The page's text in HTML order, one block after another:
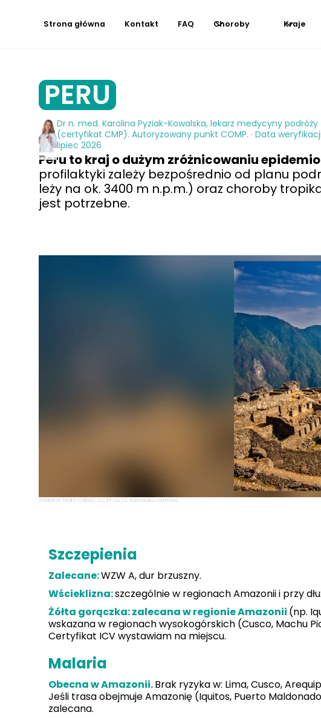
Strona główna Kontakt FAQ Choroby Kraje
PERU
Dr n. med. Karolina Pyziak-Kowalska, lekarz medycyny podróży
(certyfikat CMP). Autoryzowany punkt COMP. · Data
lipiec 2026
Peru to kraj o dużym zróżnicowaniu
profilaktyki zależy bezpośrednio od planu
leży na ok. 3400 m n.p.m.) oraz choroby
jest potrzebne.
ŹródłoFot. Pedro Szekely, CC BY-SA 2.0, Wikimedia Commons
Szczepienia
Zalecane:WZW A, dur brzuszny.
Wścieklizna:szczególnie w regionach Amazonii i przy
Żółta gorączka: zalecana w regionie Amazonii (np.
wskazana w regionach wysokogórskich (Cusco, Machu
Certyfikat ICV wystawiam na miejscu.
Malaria
Obecna w Amazonii.Brak ryzyka w: Lima, Cusco,
Jeśli trasa obejmuje Amazonię (Iquitos, Puerto
zalecana.